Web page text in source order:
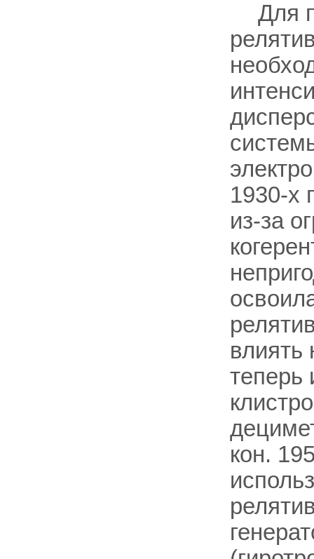
Для
1930-х
из-за
влиять
теперь
кон.